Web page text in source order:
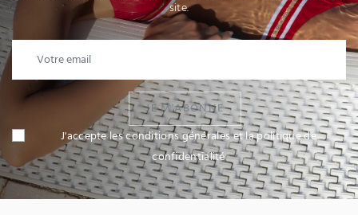
site.
JE M'ABONNE
J'accepte les conditions générales et la politique de
confidentialité